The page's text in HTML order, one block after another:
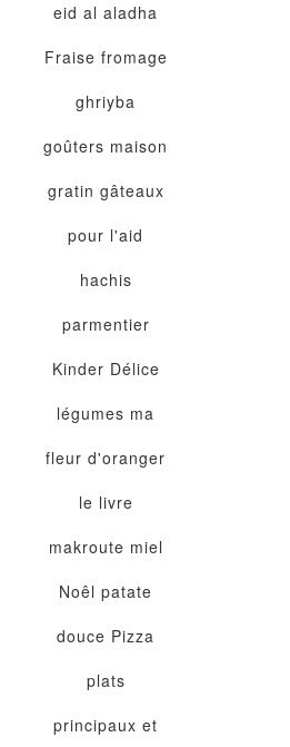
eid al aladha
Fraise fromage
ghriyba
goûters maison
gratin gâteaux
pour l'aid
hachis
parmentier
Kinder Délice
légumes ma
fleur d'oranger
le livre
makroute miel
Noêl patate
douce Pizza
plats
principaux et